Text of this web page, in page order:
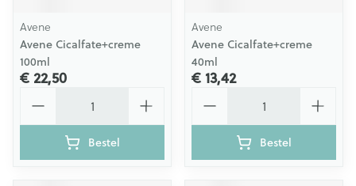
Avene
Avene Cicalfate+creme
100ml
€ 22,50
Bestel
Avene
Avene Cicalfate+creme
40ml
€ 13,42
Bestel